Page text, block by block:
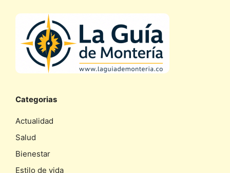
Categorias
Actualidad
Salud
Bienestar
Estilo de vida